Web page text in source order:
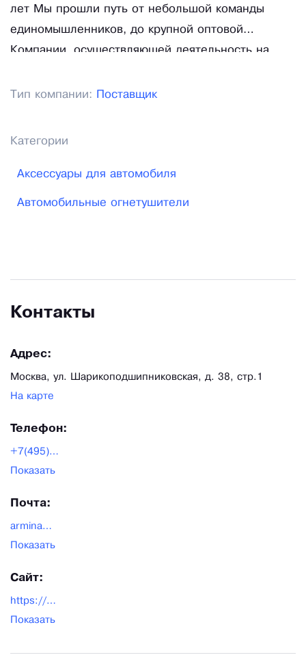
лет Мы прошли путь от небольшой команды
единомышленников, до крупной оптовой
Компании, осуществляющей деятельность на
Тип компании: Поставщик
Категории
Аксессуары для автомобиля
Автомобильные огнетушители
Контакты
Адрес:
Москва, ул. Шарикоподшипниковская, д. 38, стр.1
На карте
Телефон:
+7(495)921-40-54
Показать
Почта:
armina@armina.ru
Показать
Сайт:
https://www.armina.ru/
Показать